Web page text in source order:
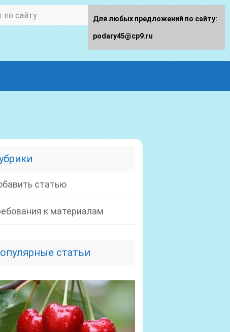
статью
к материалам
статьи
Для любых предложений по сайту:
podary45@cp9.ru